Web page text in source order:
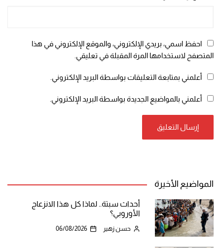
احفظ اسمي، بريدي الإلكتروني، والموقع الإلكتروني في هذا
المتصفح لاستخدامها المرة المقبلة في تعليقي.
أعلمني بمتابعة التعليقات بواسطة البريد الإلكتروني.
أعلمني بالمواضيع الجديدة بواسطة البريد الإلكتروني.
المواضيع الأخيرة
أحداث سبتة.. لماذا كل هذا الانزعاج
الأوروبي؟
حسن زهير 06/08/2026